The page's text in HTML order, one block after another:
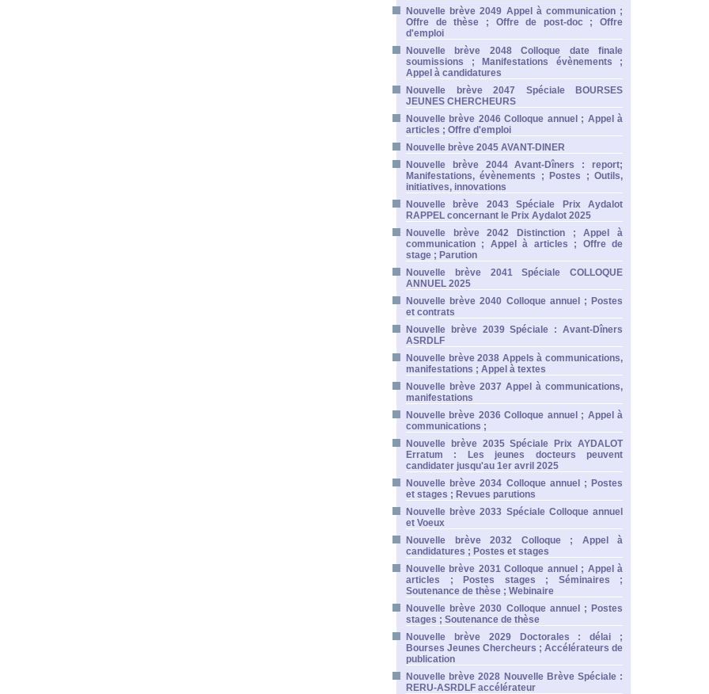
Nouvelle brève 2049 Appel à communication ;
Offre de thèse ; Offre de post-doc ; Offre
d'emploi
Nouvelle brève 2048 Colloque date finale
soumissions ; Manifestations évènements ;
Appel à candidatures
Nouvelle brève 2047 Spéciale BOURSES
JEUNES CHERCHEURS
Nouvelle brève 2046 Colloque annuel ; Appel à
articles ; Offre d'emploi
Nouvelle brève 2045 AVANT-DINER
Nouvelle brève 2044 Avant-Dîners : report;
Manifestations, évènements ; Postes ; Outils,
initiatives, innovations
Nouvelle brève 2043 Spéciale Prix Aydalot
RAPPEL concernant le Prix Aydalot 2025
Nouvelle brève 2042 Distinction ; Appel à
communication ; Appel à articles ; Offre de
stage ; Parution
Nouvelle brève 2041 Spéciale COLLOQUE
ANNUEL 2025
Nouvelle brève 2040 Colloque annuel ; Postes
et contrats
Nouvelle brève 2039 Spéciale : Avant-Dîners
ASRDLF
Nouvelle brève 2038 Appels à communications,
manifestations ; Appel à textes
Nouvelle brève 2037 Appel à communications,
manifestations
Nouvelle brève 2036 Colloque annuel ; Appel à
communications ;
Nouvelle brève 2035 Spéciale Prix AYDALOT
Erratum : Les jeunes docteurs peuvent
candidater jusqu'au 1er avril 2025
Nouvelle brève 2034 Colloque annuel ; Postes
et stages ; Revues parutions
Nouvelle brève 2033 Spéciale Colloque annuel
et Voeux
Nouvelle brève 2032 Colloque ; Appel à
candidatures ; Postes et stages
Nouvelle brève 2031 Colloque annuel ; Appel à
articles ; Postes stages ; Séminaires ;
Soutenance de thèse ; Webinaire
Nouvelle brève 2030 Colloque annuel ; Postes
stages ; Soutenance de thèse
Nouvelle brève 2029 Doctorales : délai ;
Bourses Jeunes Chercheurs ; Accélérateurs de
publication
Nouvelle brève 2028 Nouvelle Brève Spéciale :
RERU-ASRDLF accélérateur